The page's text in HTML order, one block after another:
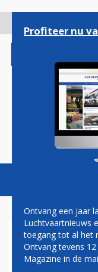
gaan
Magazine
SINT-
Profiteer nu
Ontvang een jaar
Luchtvaartnieuws
toegang tot al het
Ontvang tevens
Magazine in de